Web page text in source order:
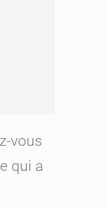
vous
qui a